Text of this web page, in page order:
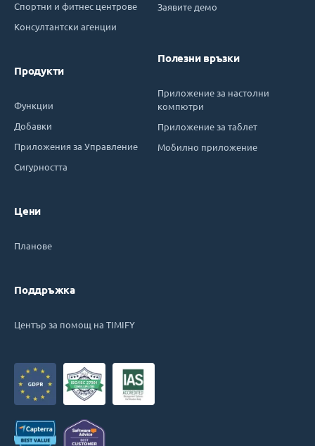
Спортни и фитнес центрове
Консултантски агенции
Продукти
Функции
Добавки
Приложения за Управление
Сигурността
Цени
Планове
Поддръжка
Център за помощ на TIMIFY
Заявите демо
Полезни връзки
Приложение за настолни
компютри
Приложение за таблет
Мобилно приложение